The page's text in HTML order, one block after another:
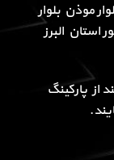
موذن بلوار
استان البرز
از پارکینگ